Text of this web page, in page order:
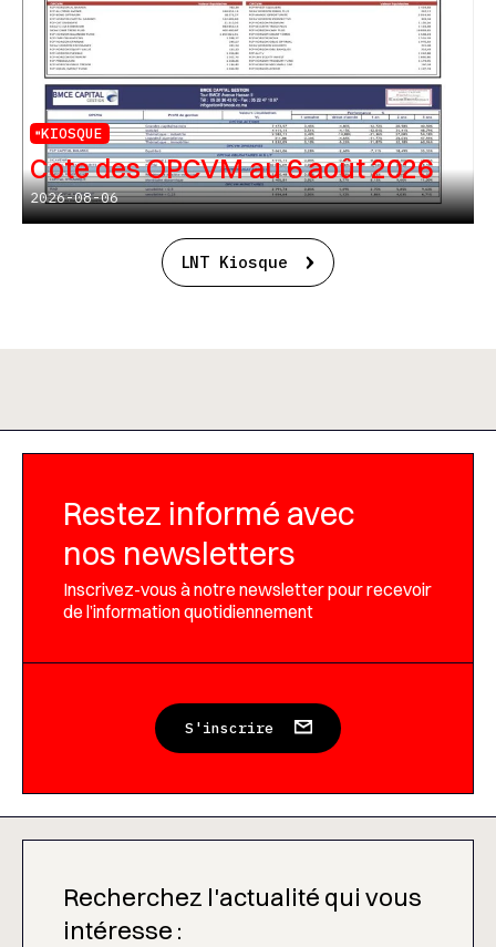
KIOSQUE
Cote des OPCVM au 6 août 2026
2026-08-06
LNT Kiosque
Restez informé avec
nos newsletters
Inscrivez-vous à notre newsletter pour recevoir
de l’information quotidiennement
S'inscrire
Recherchez l'actualité qui vous
intéresse :